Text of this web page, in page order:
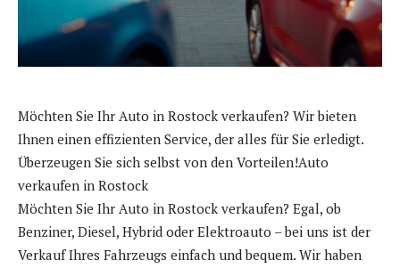
Möchten Sie Ihr Auto in Rostock verkaufen? Wir bieten
Ihnen einen effizienten Service, der alles für Sie erledigt.
Überzeugen Sie sich selbst von den Vorteilen!Auto
verkaufen in Rostock
Möchten Sie Ihr Auto in Rostock verkaufen? Egal, ob
Benziner, Diesel, Hybrid oder Elektroauto – bei uns ist der
Verkauf Ihres Fahrzeugs einfach und bequem. Wir haben